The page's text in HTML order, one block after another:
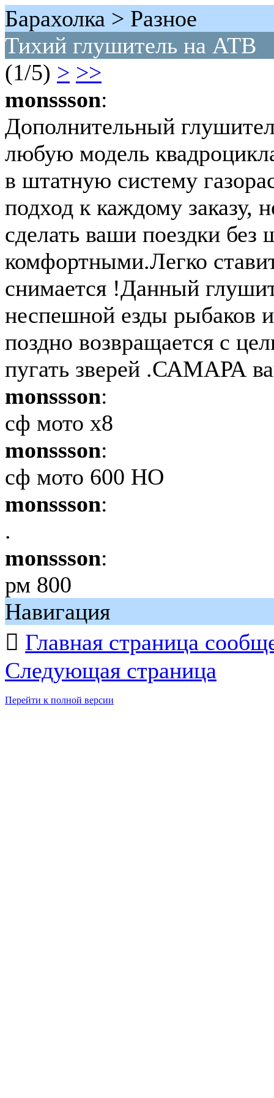
Барахолка > Разное
Тихий глушитель на АТВ
(1/5) > >>
monssson:
Дополнительный
любую модель
в штатную систему
подход к каждому заказу,
сделать ваши поездки
комфортными.Легко
снимается !Данный
неспешной езды рыбаков
поздно возвращается с
пугать зверей . САМАРА
monssson:
сф мото х8
monssson:
сф мото 600 НО
monssson:
.
monssson:
рм 800
Навигация
 Главная страница
Следующая страница
Перейти к полной версии